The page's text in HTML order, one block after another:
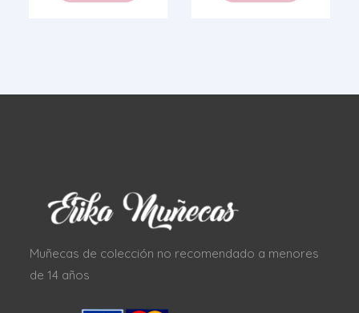
Muñecas de colección no recomendado a menores
de 14 años